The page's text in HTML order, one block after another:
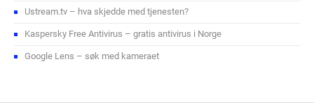
Ustream.tv – hva skjedde med tjenesten?
Kaspersky Free Antivirus – gratis antivirus i Norge
Google Lens – søk med kameraet